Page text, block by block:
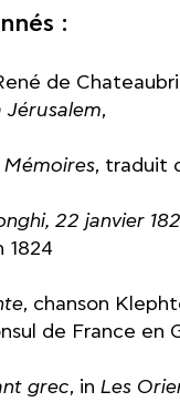
:
de
Jérusalem,
Mémoires, traduit
22 janvier
1824
, chanson
de France en
grec, in Les